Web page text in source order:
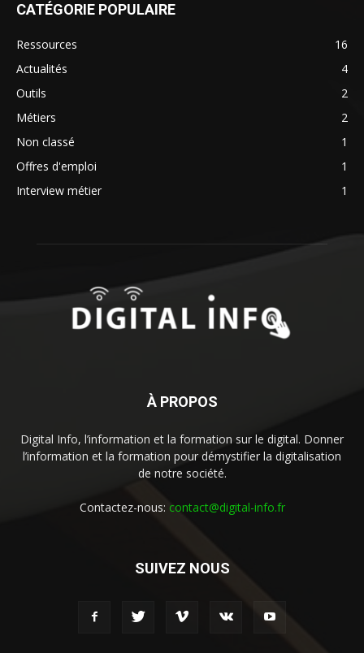
CATÉGORIE POPULAIRE
Ressources
16
Actualités
4
Outils
2
Métiers
2
Non classé
1
Offres d'emploi
1
Interview métier
1
À PROPOS
Digital Info, l’information et la formation sur le digital. Donner
l’information et la formation pour démystifier la digitalisation
de notre société.
Contactez-nous: contact@digital-info.fr
SUIVEZ NOUS